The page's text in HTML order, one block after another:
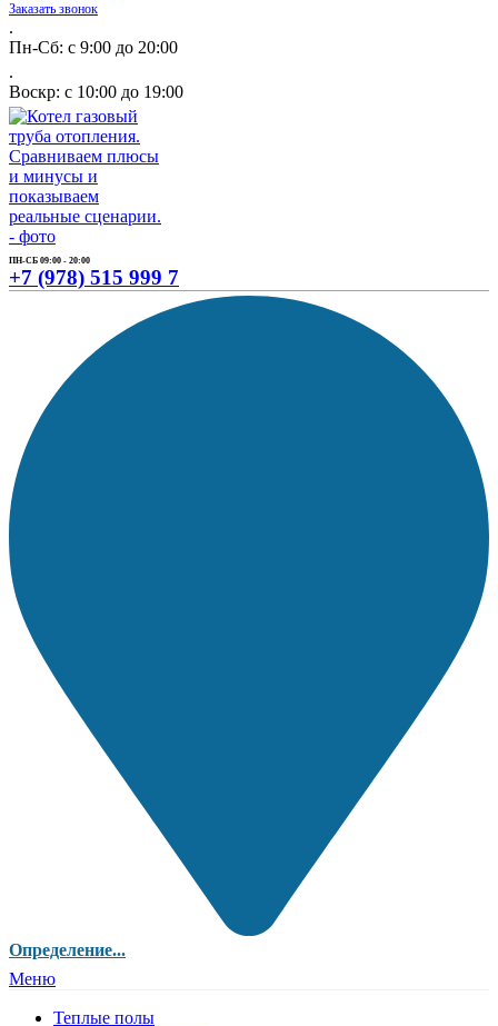
Заказать звонок
.
Пн-Сб: с 9:00 до 20:00
.
Воскр: с 10:00 до 19:00
ПН-СБ 09:00 - 20:00
+7 (978) 515 999 7
Определение...
Меню
Теплые полы